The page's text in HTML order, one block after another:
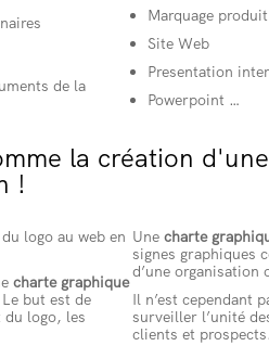
de la
Marquage produit
Site Web
Presentation
Powerpoint …
la création
!
logo au web en
charte graphique
but est de
du logo, les
Une charte
signes graphiques
d’une organisation
Il n’est cependant
surveiller l’unité
clients et prospects.